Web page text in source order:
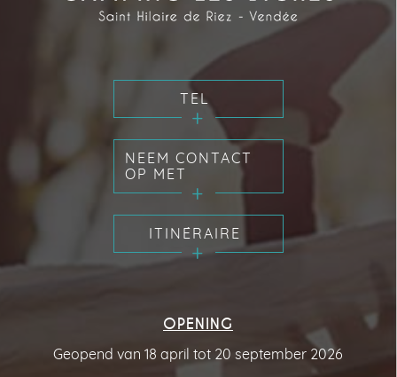
TEL
NEEM CONTACT
OP MET
ITINÉRAIRE
OPENING
Geopend van 18 april tot 20 september 2026